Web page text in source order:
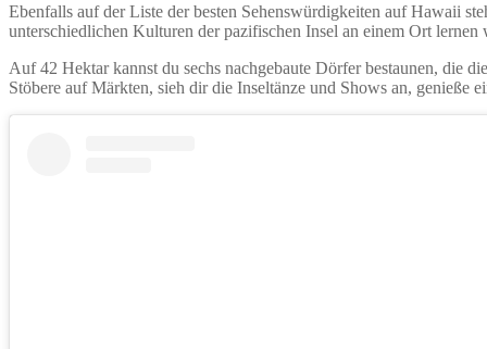
Ebenfalls auf der Liste der besten Sehenswürdigkeiten auf Hawaii
unterschiedlichen Kulturen der pazifischen Insel an einem Ort
Auf 42 Hektar kannst du sechs nachgebaute Dörfer bestaunen, die
Stöbere auf Märkten, sieh dir die Inseltänze und Shows an, genieße